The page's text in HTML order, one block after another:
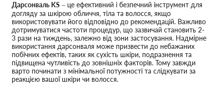
Дарсонваль KS – це ефективний і безпечний інструмент для
догляду за шкірою обличчя, тіла та волосся, якщо
використовувати його відповідно до рекомендацій. Важливо
дотримуватися частоти процедур, що зазвичай становить 2-
3 рази на тиждень, залежно від зони застосування. Надмірне
використання дарсонваля може призвести до небажаних
побічних ефектів, таких як сухість шкіри, подразнення та
підвищена чутливість до зовнішніх факторів. Тому завжди
варто починати з мінімальної потужності та слідкувати за
реакцією вашої шкіри чи волосся.